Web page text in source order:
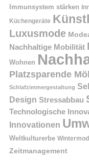
Immunsystem stärken
Küchengeräte
Luxusmode
Nachhaltige Mobilität
Wohnen
Platzsparende
Schlafzimmergestaltung
Design Stressabbau
Technologische
Innovationen
Weltkulturerbe
Zeitmanagement